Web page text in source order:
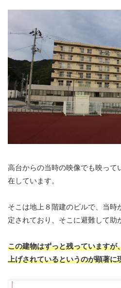
高台からの当時の映像でも映って
在しています。
そこは地上８階建のビルで、当時
定されており、そこに避難して助
この建物はずっと残っていますが
上げされているというのが顕著に